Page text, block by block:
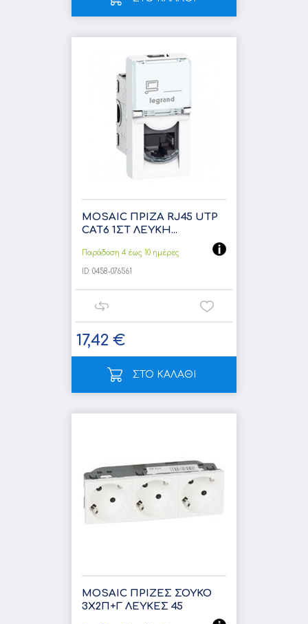
MOSAIC ΠΡΙΖΑ RJ45 UTP
CAT6 1ΣΤ ΛΕΥΚΗ...
Παράδοση 4 έως 10 ημέρες
ID: 0458-076561
17,42 €
ΣΤΟ ΚΑΛΑΘΙ
MOSAIC ΠΡΙΖΕΣ ΣΟΥΚΟ
3Χ2Π+Γ ΛΕΥΚΕΣ 45